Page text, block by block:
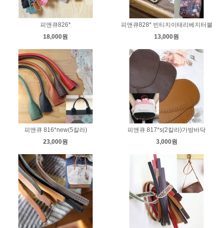
피앤큐826*
18,000원
피앤큐828* 빈티지이태리베지터블
13,000원
피앤큐 816*new(5칼라)
23,000원
피앤큐 817*s(2칼라)가방바닥
3,000원